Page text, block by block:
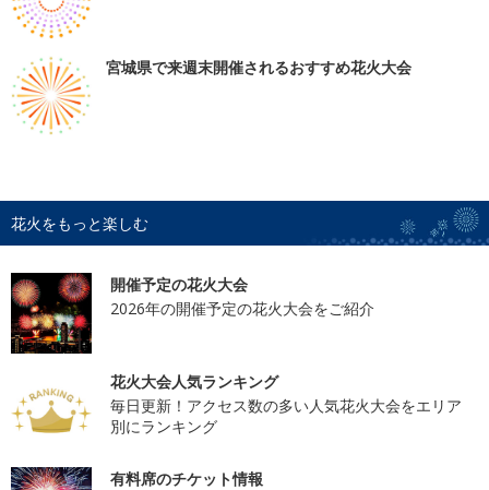
宮城県で来週末開催されるおすすめ花火大会
花火をもっと楽しむ
開催予定の花火大会
2026年の開催予定の花火大会をご紹介
花火大会人気ランキング
毎日更新！アクセス数の多い人気花火大会をエリア
別にランキング
有料席のチケット情報